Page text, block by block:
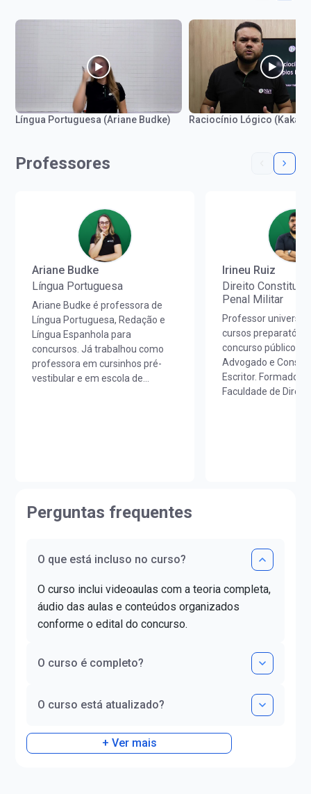
Língua Portuguesa (Ariane Budke) Raciocínio Lógico (Kaká)
Professores
Ariane Budke
Língua Portuguesa
Ariane Budke é professora de
Língua Portuguesa, Redação e
Língua Espanhola para
concursos. Já trabalhou como
professora em cursinhos pré-
vestibular e em escola de
Superior pela FAG e mestra em
Letras pela UNIOESTE. Obteve
nível C1.
Irineu Ruiz
Direito
Penal Militar
Professor
cursos
concurso público e
Advogado e
Escritor. Formado
Faculdade de
Perguntas frequentes
O que está incluso no curso?
O curso inclui videoaulas com a teoria completa,
áudio das aulas e conteúdos organizados
conforme o edital do concurso.
O curso é completo?
O curso está atualizado?
+ Ver mais